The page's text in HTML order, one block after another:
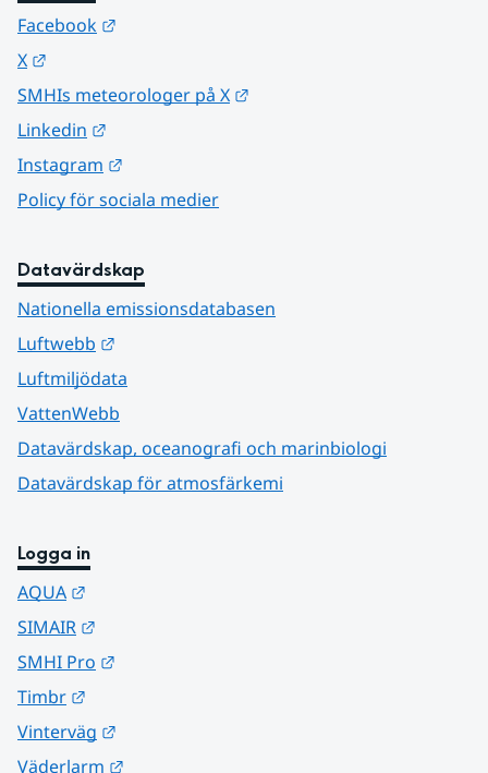
Facebook
X
SMHIs meteorologer på X
Linkedin
Instagram
Policy för sociala medier
Datavärdskap
Nationella emissionsdatabasen
Luftwebb
Luftmiljödata
VattenWebb
Datavärdskap, oceanografi och marinbiologi
Datavärdskap för atmosfärkemi
Logga in
AQUA
SIMAIR
SMHI Pro
Timbr
Vinterväg
Väderlarm